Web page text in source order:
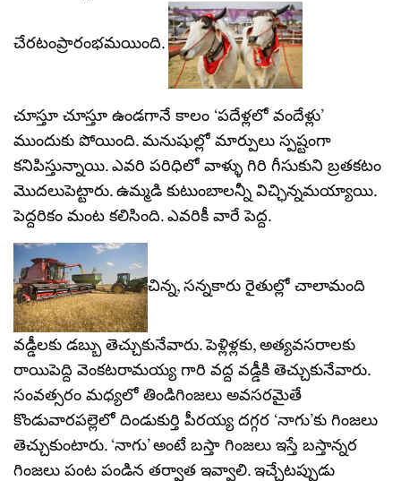
చేరటంప్రారంభమయింది.
చూస్తూ చూస్తూ ఉండగానే కాలం ‘పదేళ్లలో వందేళ్లు’
ముందుకు పోయింది. మనుషుల్లో మార్పులు స్పష్టంగా
కనిపిస్తున్నాయి. ఎవరి పరిధిలో వాళ్ళు గిరి గీసుకుని బ్రతకటం
మొదలుపెట్టారు. ఉమ్మడి కుటుంబాలన్నీ విచ్ఛిన్నమయ్యాయి.
పెద్దరికం మంట కలిసింది. ఎవరికీ వారే పెద్ద.
చిన్న, సన్నకారు రైతుల్లో చాలామంది
వడ్డీలకు డబ్బు తెచ్చుకునేవారు. పెళ్లిళ్లకు, అత్యవసరాలకు
రాయిపెద్ది వెంకటరామయ్య గారి వద్ద వడ్డీకి తెచ్చుకునేవారు.
సంవత్సరం మధ్యలో తిండిగింజలు అవసరమైతే
కొండువారపల్లెలో దిండుకుర్తి పీరయ్య దగ్గర ‘నాగు’కు గింజలు
తెచ్చుకుంటారు. ‘నాగు’ అంటే బస్తా గింజలు ఇస్తే బస్తాన్నర
గింజలు పంట పండిన తర్వాత ఇవ్వాలి. ఇచ్చేటప్పుడు